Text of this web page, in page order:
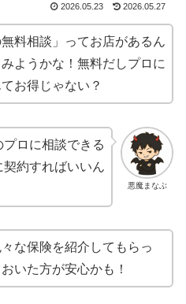
2026.05.23 2026.05.27
料相談」ってお店があるん
ようかな！無料だしプロに
お得じゃない？
悪魔まなぶ
ロに相談できる
約すればいいん
な保険を紹介してもらっ
いた方が安心かも！